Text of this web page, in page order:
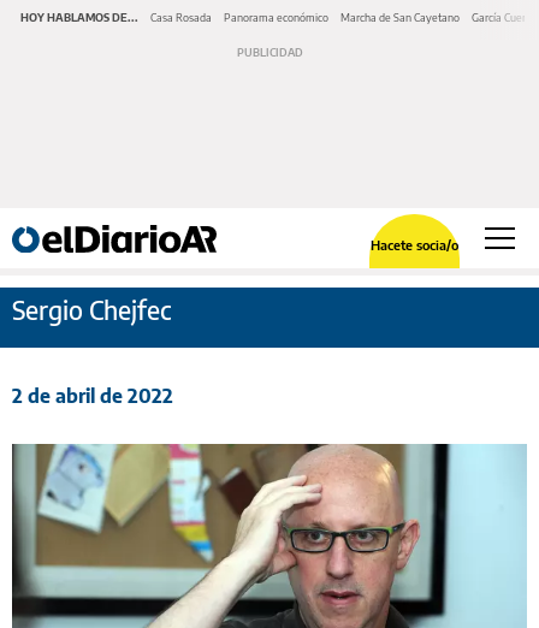
HOY HABLAMOS DE... Casa Rosada Panorama económico Marcha de San Cayetano García Cuerva
Hacete socia/o
Sergio Chejfec
2 de abril de 2022